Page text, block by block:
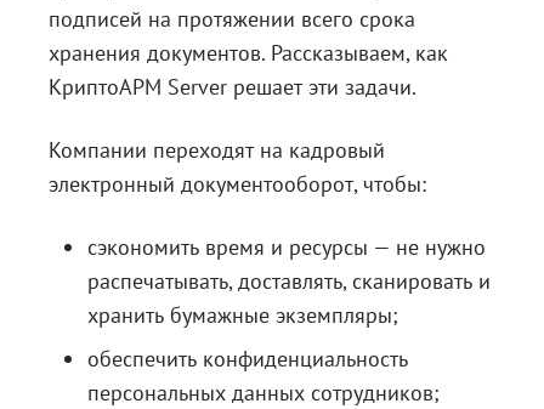
подписей на протяжении всего срока
хранения документов. Рассказываем, как
КриптоАРМ Server решает эти задачи.
Компании переходят на кадровый
электронный документооборот, чтобы:
сэкономить время и ресурсы — не нужно
распечатывать, доставлять, сканировать и
хранить бумажные экземпляры;
обеспечить конфиденциальность
персональных данных сотрудников;